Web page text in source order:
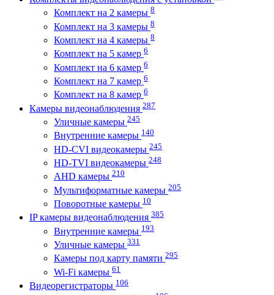
Комплект на 2 камеры 8
Комплект на 3 камеры 8
Комплект на 4 камеры 8
Комплект на 5 камер 6
Комплект на 6 камер 6
Комплект на 7 камер 6
Комплект на 8 камер 6
Камеры видеонаблюдения 287
Уличные камеры 245
Внутренние камеры 140
HD-CVI видеокамеры 245
HD-TVI видеокамеры 248
AHD камеры 210
Мультиформатные камеры 205
Поворотные камеры 10
IP камеры видеонаблюдения 385
Внутренние камеры 193
Уличные камеры 331
Камеры под карту памяти 295
Wi-Fi камеры 61
Видеорегистраторы 106